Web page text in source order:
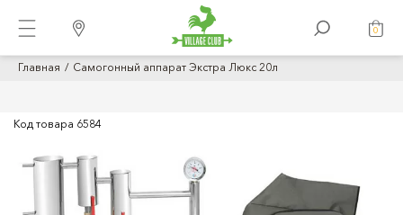
0
Главная Самогонный аппарат Экстра Люкс 20л
Код товара 6584